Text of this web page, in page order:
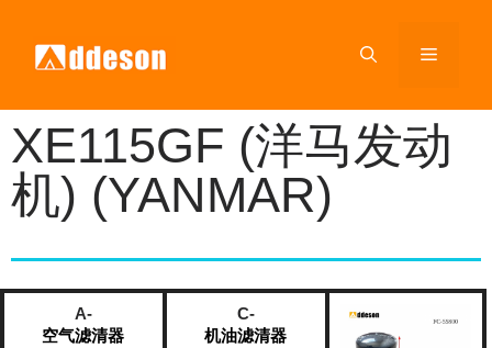
XE115GF (洋马发动
机) (YANMAR)
A-
空气滤清器
C-
机油滤清器